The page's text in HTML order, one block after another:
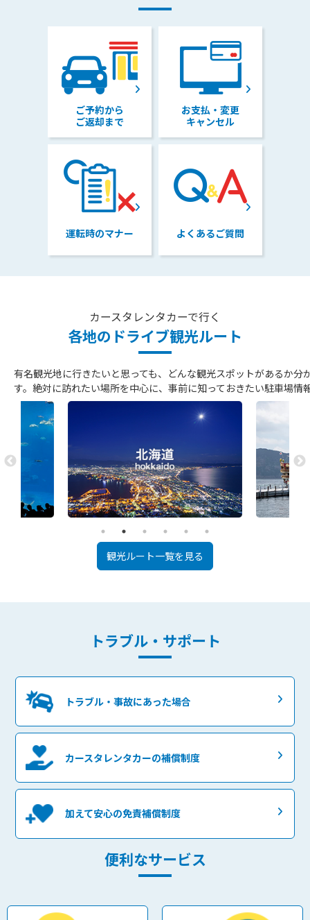
ご予約から
ご返却まで
お支払・変更
キャンセル
運転時のマナー よくあるご質問
カースタレンタカーで行く
各地のドライブ観光ルート
有名観光地に行きたいと思っても、どんな観光スポットがあるか
す。絶対に訪れたい場所を中心に、事前に知っておきたい駐車場情
観光ルート一覧を見る
トラブル・サポート
トラブル・事故にあった場合
カースタレンタカーの補償制度
加えて安心の免責補償制度
便利なサービス